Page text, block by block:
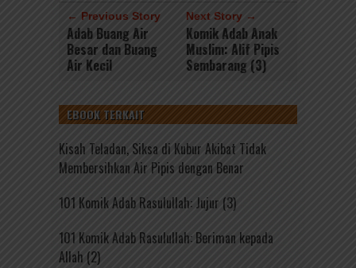
← Previous Story
Adab Buang Air
Besar dan Buang
Air Kecil
Next Story →
Komik Adab Anak
Muslim: Alif Pipis
Sembarang (3)
EBOOK TERKAIT
Kisah Teladan, Siksa di Kubur Akibat Tidak
Membersihkan Air Pipis dengan Benar
101 Komik Adab Rasulullah: Jujur (3)
101 Komik Adab Rasulullah: Beriman kepada
Allah (2)